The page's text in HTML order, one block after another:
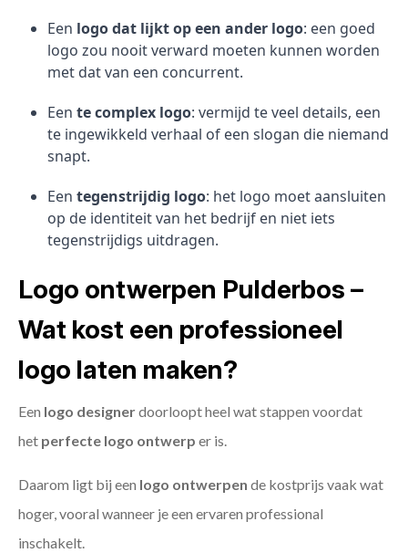
Een logo dat lijkt op een ander logo: een goed
logo zou nooit verward moeten kunnen worden
met dat van een concurrent.
Een te complex logo: vermijd te veel details, een
te ingewikkeld verhaal of een slogan die niemand
snapt.
Een tegenstrijdig logo: het logo moet aansluiten
op de identiteit van het bedrijf en niet iets
tegenstrijdigs uitdragen.
Logo ontwerpen Pulderbos –
Wat kost een professioneel
logo laten maken?
Een logo designerdoorloopt heel wat stappen voordat
het perfecte logo ontwerp er is.
Daarom ligt bij een logo ontwerpen de kostprijs vaak wat
hoger, vooral wanneer je een ervaren professional
inschakelt.